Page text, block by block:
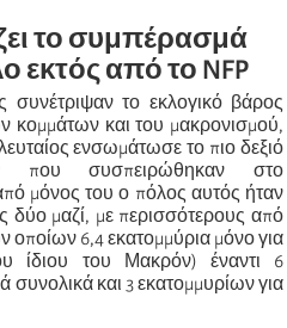
το συμπέρασμά
εκτός από το NFP
συνέτριψαν το εκλογικό βάρος
κομμάτων και του μακρονισμού,
ενσωμάτωσε το πιο δεξιό
που συσπειρώθηκαν στο
μόνος του ο πόλος αυτός ήταν
δύο μαζί, με περισσότερους από
οποίων 6,4 εκατομμύρια μόνο για
ίδιου του Μακρόν) έναντι 6
συνολικά και 3 εκατομμυρίων για